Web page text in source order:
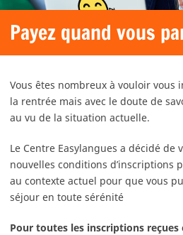
Payez quand vous
Vous êtes nombreux à vouloir vous
la rentrée mais avec le doute de
au vu de la situation actuelle.
Le Centre Easylangues a décidé de
nouvelles conditions d’inscriptions
au contexte actuel pour que vous
séjour en toute sérénité
Pour toutes les inscriptions reçues